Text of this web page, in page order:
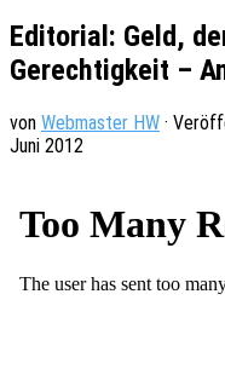
Editorial: Geld,
Gerechtigkeit –
von Webmaster HW ·
Juni 2012